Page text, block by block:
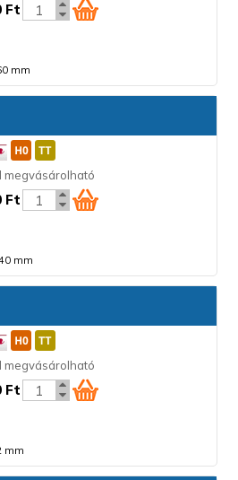
Ft
mm
megvásárolható
Ft
mm
megvásárolható
Ft
mm